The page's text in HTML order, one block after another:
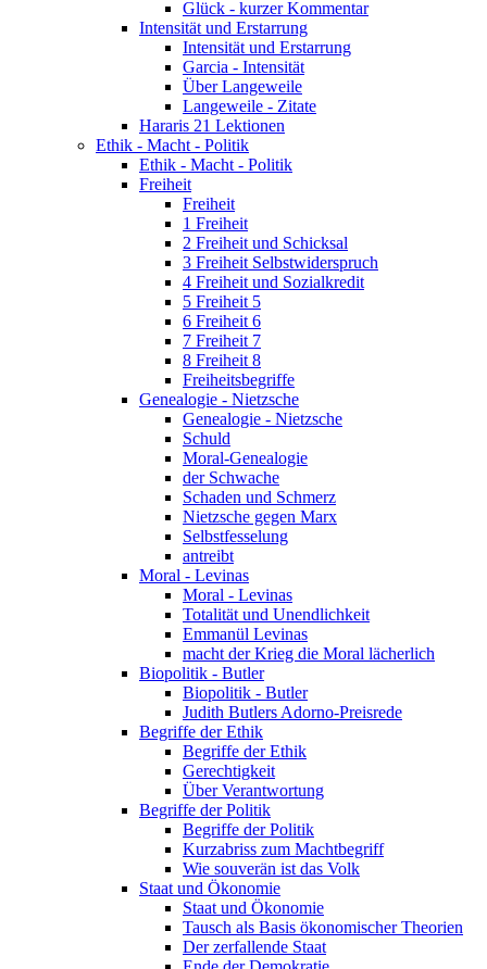
Glück - kurzer Kommentar
Intensität und Erstarrung
Intensität und Erstarrung
Garcia - Intensität
Über Langeweile
Langeweile - Zitate
Hararis 21 Lektionen
Ethik - Macht - Politik
Ethik - Macht - Politik
Freiheit
Freiheit
1 Freiheit
2 Freiheit und Schicksal
3 Freiheit Selbstwiderspruch
4 Freiheit und Sozialkredit
5 Freiheit 5
6 Freiheit 6
7 Freiheit 7
8 Freiheit 8
Freiheitsbegriffe
Genealogie - Nietzsche
Genealogie - Nietzsche
Schuld
Moral-Genealogie
der Schwache
Schaden und Schmerz
Nietzsche gegen Marx
Selbstfesselung
antreibt
Moral - Levinas
Moral - Levinas
Totalität und Unendlichkeit
Emmanül Levinas
macht der Krieg die Moral lächerlich
Biopolitik - Butler
Biopolitik - Butler
Judith Butlers Adorno-Preisrede
Begriffe der Ethik
Begriffe der Ethik
Gerechtigkeit
Über Verantwortung
Begriffe der Politik
Begriffe der Politik
Kurzabriss zum Machtbegriff
Wie souverän ist das Volk
Staat und Ökonomie
Staat und Ökonomie
Tausch als Basis ökonomischer Theorien
Der zerfallende Staat